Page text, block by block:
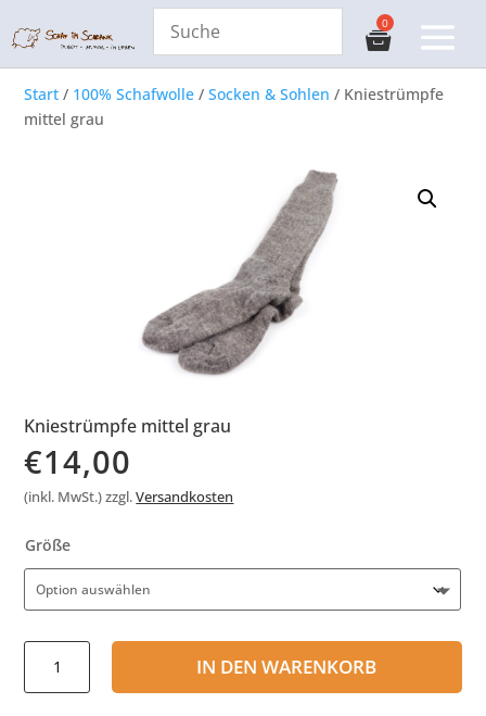
Start / 100% Schafwolle /Socken & Sohlen / Kniestrümpfe
mittel grau
Kniestrümpfe mittel grau
€14,00
(inkl. MwSt.) zzgl.Versandkosten
Größe
Kniestrümpfe
mittel
IN DEN WARENKORB